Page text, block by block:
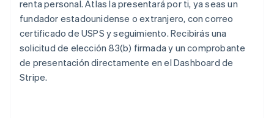
renta personal. Atlas la presentará por ti, ya seas un
fundador estadounidense o extranjero, con correo
certificado de USPS y seguimiento. Recibirás una
solicitud de elección 83(b) firmada y un comprobante
de presentación directamente en el Dashboard de
Stripe.